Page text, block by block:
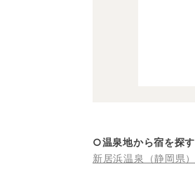
○温泉地から宿を探す
新居浜温泉（静岡県）